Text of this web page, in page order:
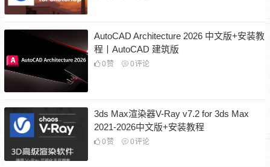
AutoCAD Architecture 2026 中文版+安装教
程丨AutoCAD 建筑版
0 赞 0评论
3ds Max渲染器V-Ray v7.2 for 3ds Max
2021-2026中文版+安装教程
0 赞 0评论